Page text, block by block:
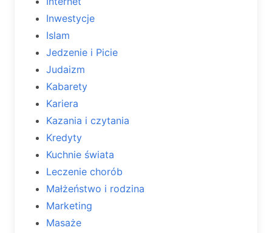
Inwestycje
Islam
Jedzenie i Picie
Judaizm
Kabarety
Kariera
Kazania i czytania
Kredyty
Kuchnie świata
Leczenie chorób
Małżeństwo i rodzina
Marketing
Masaże